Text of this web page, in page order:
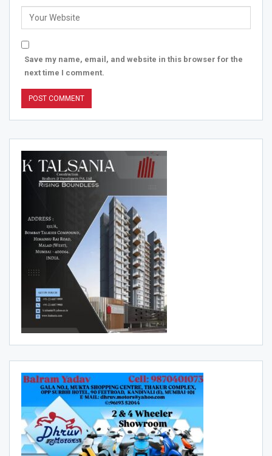
Save my name, email, and website in this browser for the
next time I comment.